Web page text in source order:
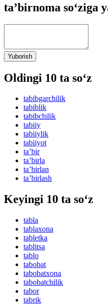
taʼbirnoma so‘ziga
Yuborish
Oldingi 10 ta so‘z
tabibgarchilik
tabiblik
tabibchilik
tabiiy
tabiiylik
tabiiyot
taʼbir
taʼbirla
taʼbirlan
taʼbirlash
Keyingi 10 ta so‘z
tabla
tablaxona
tabletka
tablitsa
tablo
tabobat
tabobatxona
tabobatchilik
tabor
tabrik